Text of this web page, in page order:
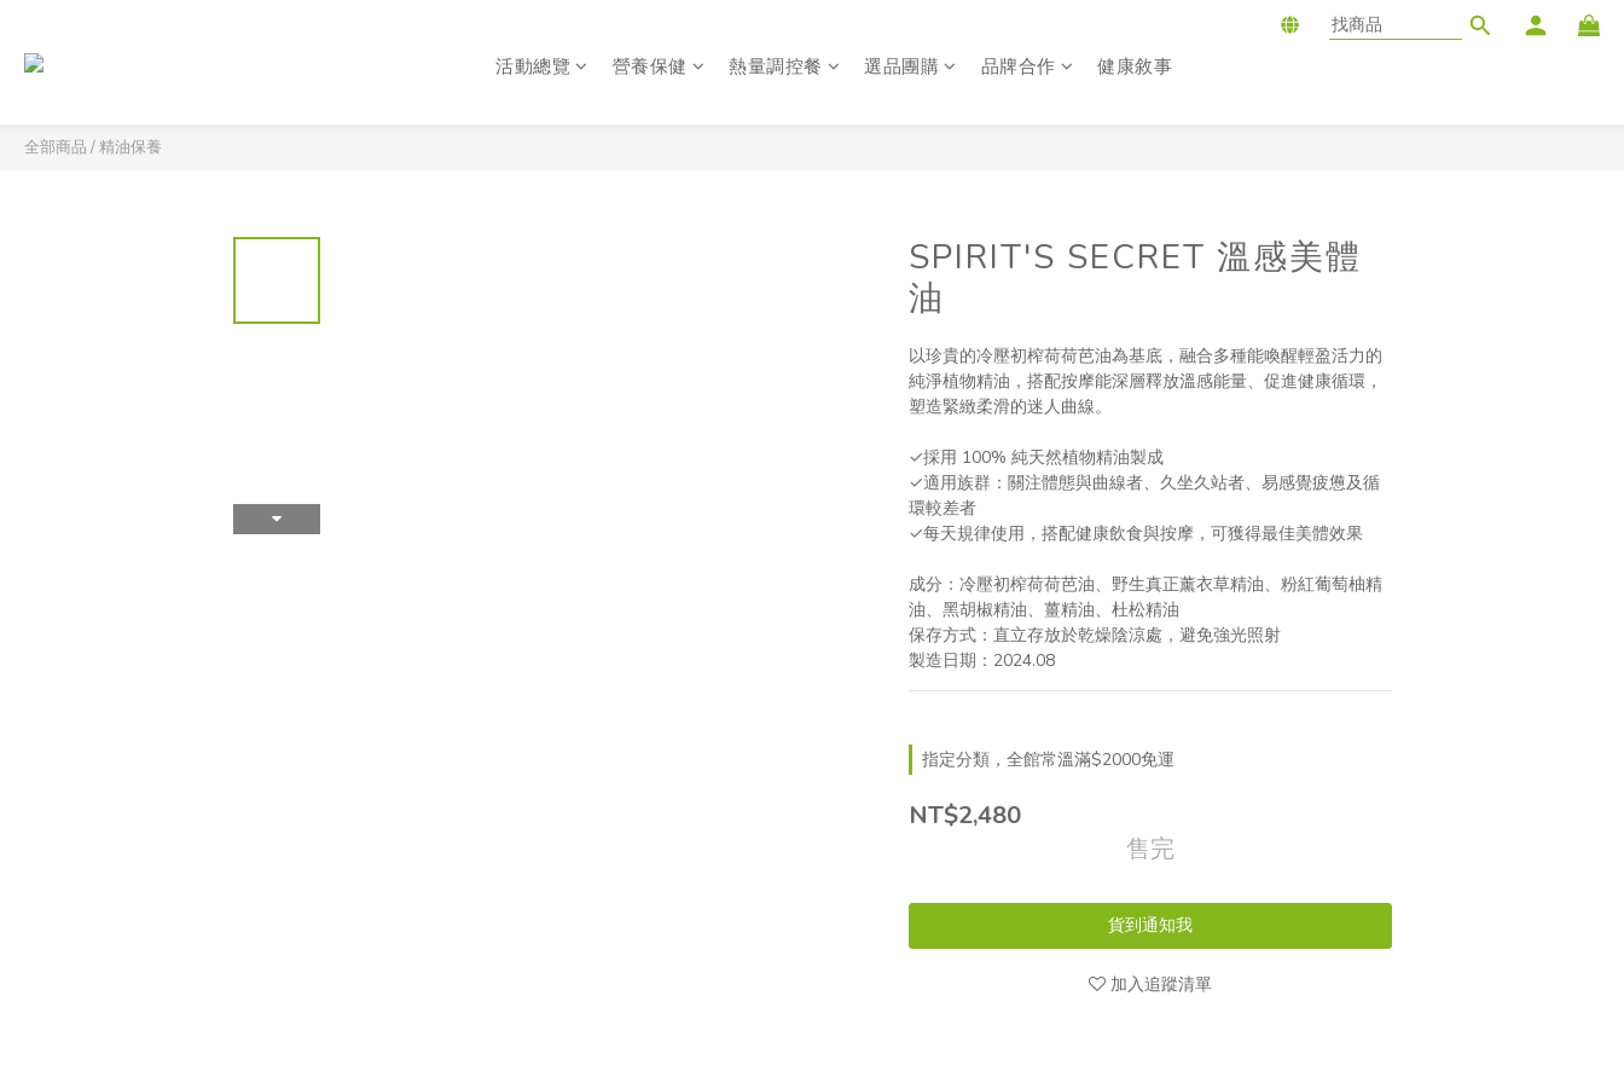
活動總覽 營養保健 熱量調控餐 選品團購 品牌合作 健康敘事
全部商品 /精油保養
SPIRIT'S SECRET 溫感美體
油
以珍貴的冷壓初榨荷荷芭油為基底，融合多種能喚醒輕盈活力的
純淨植物精油，搭配按摩能深層釋放溫感能量、促進健康循環，
塑造緊緻柔滑的迷人曲線。
✓採用 100% 純天然植物精油製成
✓適用族群：關注體態與曲線者、久坐久站者、易感覺疲憊及循
環較差者
✓每天規律使用，搭配健康飲食與按摩，可獲得最佳美體效果
成分：冷壓初榨荷荷芭油、野生真正薰衣草精油、粉紅葡萄柚精
油、黑胡椒精油、薑精油、杜松精油
保存方式：直立存放於乾燥陰涼處，避免強光照射
製造日期：2024.08
指定分類，全館常溫滿$2000免運
NT$2,480
售完
貨到通知我
加入追蹤清單